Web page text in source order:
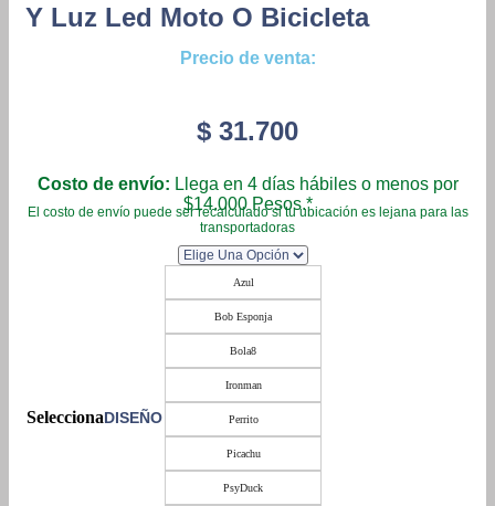
Y Luz Led Moto O Bicicleta
Precio de venta:
$ 31.700
Costo de envío: Llega en 4 días hábiles o menos por
$14.000 Pesos.*
El costo de envío puede ser recalculado si tu ubicación es lejana para las
transportadoras
DISEÑO
Azul
Bob Esponja
Bola8
Ironman
Perrito
Picachu
PsyDuck